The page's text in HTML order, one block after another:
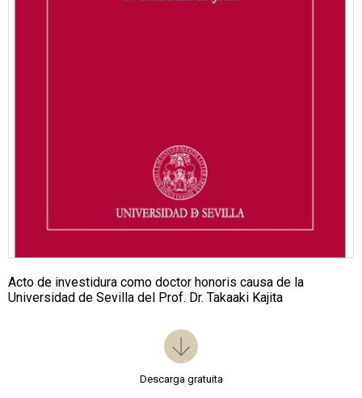
Acto de investidura como doctor honoris causa de la
Universidad de Sevilla del Prof. Dr. Takaaki Kajita
Descarga gratuita